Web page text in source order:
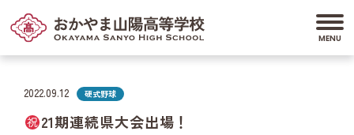
2022.09.12 硬式野球
21期連続県大会出場！